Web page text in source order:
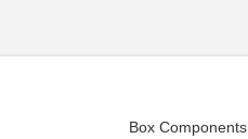
Box Components